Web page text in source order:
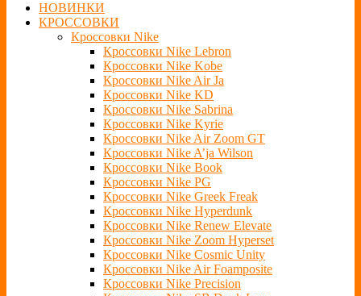
НОВИНКИ
КРОССОВКИ
Кроссовки Nike
Кроссовки Nike Lebron
Кроссовки Nike Kobe
Кроссовки Nike Air Ja
Кроссовки Nike KD
Кроссовки Nike Sabrina
Кроссовки Nike Kyrie
Кроссовки Nike Air Zoom GT
Кроссовки Nike A’ja Wilson
Кроссовки Nike Book
Кроссовки Nike PG
Кроссовки Nike Greek Freak
Кроссовки Nike Hyperdunk
Кроссовки Nike Renew Elevate
Кроссовки Nike Zoom Hyperset
Кроссовки Nike Cosmic Unity
Кроссовки Nike Air Foamposite
Кроссовки Nike Precision